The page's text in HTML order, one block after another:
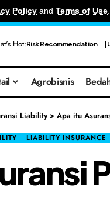
Policy and Terms of Use.
Hot:Risk Recommendation
Agrobisnis
Liability> Apa itu
LIABILITY INSURANCE